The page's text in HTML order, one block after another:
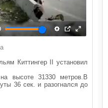
Киттингер II установил
высоте 31330 метров.В
36 сек. и разогнался до